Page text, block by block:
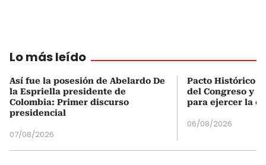
Lo más leído
Así fue la posesión de Abelardo De
la Espriella presidente de
Colombia: Primer discurso
presidencial
07/08/2026
Pacto Histórico
del Congreso y
para ejercer la
06/08/2026